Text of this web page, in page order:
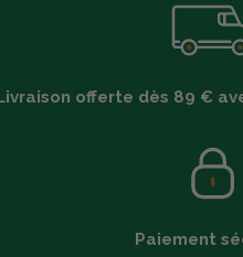
offerte dès 89 €
Paiement